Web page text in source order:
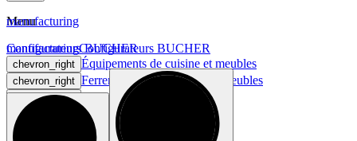
Menu
manufacturingConfigurateurs BUCHER
chevron_right Équipements de cuisine et meubles
chevron_right Ferrements pour cuisines et meubles
chevron_right Lumière et électricité
chevron_right Portes et faces
computer light_mode
manufacturing
Configurateurs BUCHER